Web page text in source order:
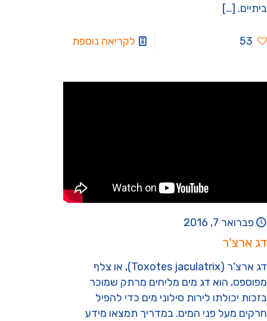
ביתיים. […]
53 לקריאה נוספת
פברואר 7, 2016
דג ארצ'ר
דג ארצ'ר (Toxotes jaculatrix), או צלף
מפוספס, הוא דג מים מליחים מרתק שמוכר
בזכות יכולתו לירות סילוני מים כדי להפיל
חרקים מעל פני המים. במדריך תמצאו מידע